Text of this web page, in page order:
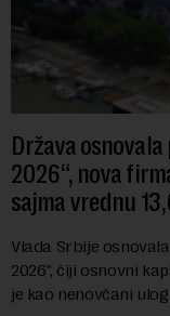
Država
2026“, nova
sajma vrednu
Vlada Srbije
2026", čiji osnovni
je kao nenovčani